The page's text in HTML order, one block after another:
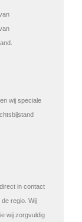
wij speciale
in contact
regio. Wij
wij zorgvuldig